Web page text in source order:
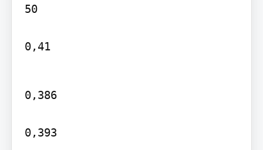
50
0,41
0,386
0,393